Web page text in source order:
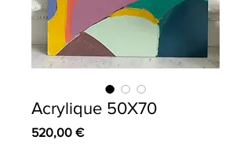
Acrylique 50X70
520,00 €Prix